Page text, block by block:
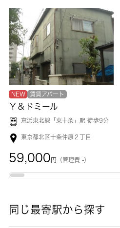
NEW 賃貸アパート
Ｙ＆ドミール
京浜東北線「 東十条」駅 徒歩9分
東京都北区十条仲原２丁目
59,000 円 （管理費 -）
同じ最寄駅から探す